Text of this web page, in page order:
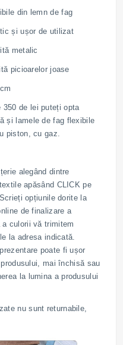
din lemn de fag
și ușor de utilizat
metalic
picioarelor joase
350 de lei puteți opta
și lamele de fag flexibile
piston, cu gaz.
alegând dintre
apăsând CLICK pe
opțiunile dorite la
de finalizare a
culorii vă trimitem
la adresa indicată.
poate fi ușor
mai închisă sau
la lumina a produsului
nu sunt returnabile,